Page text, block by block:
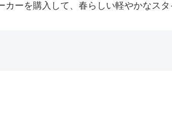
ーを購入して、春らしい軽やかなスタ